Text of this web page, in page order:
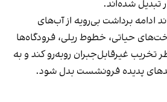
تبدیل شده‌اند.
ادامه برداشت بی‌رویه از آب‌های
حیاتی، خطوط ریلی، فرودگاه‌ها
تخریب غیرقابل‌جبران روبه‌رو کند و به
پدیده فرونشست بدل شود.